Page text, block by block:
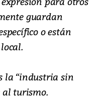
guardan
o están
la “industria sin
al turismo.